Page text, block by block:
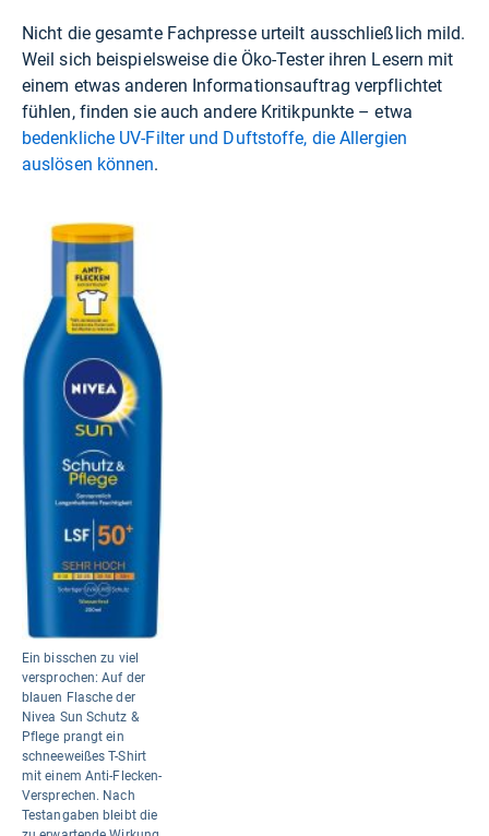
Nicht die gesamte Fachpresse urteilt ausschließlich mild.
Weil sich beispielsweise die Öko-Tester ihren Lesern mit
einem etwas anderen Informationsauftrag verpflichtet
fühlen, finden sie auch andere Kritikpunkte – etwa
bedenkliche UV-Filter und Duftstoffe, die Allergien
auslösen können.
Ein bisschen zu viel
versprochen: Auf der
blauen Flasche der
Nivea Sun Schutz &
Pflege prangt ein
schneeweißes T-Shirt
mit einem Anti-Flecken-
Versprechen. Nach
Testangaben bleibt die